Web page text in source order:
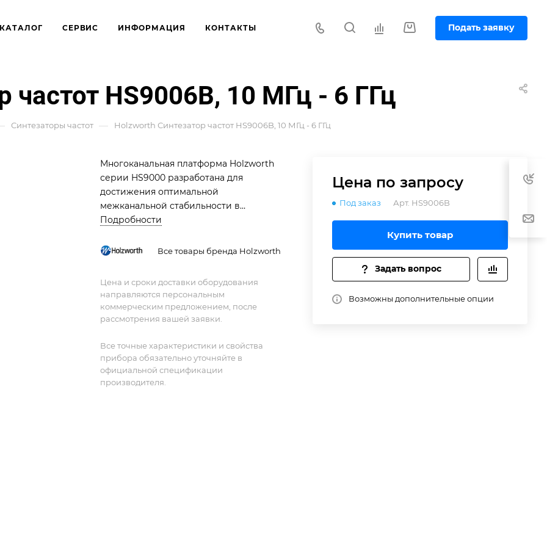
КАТАЛОГ СЕРВИС ИНФОРМАЦИЯ КОНТАКТЫ Подать заявку
частот HS9006B, 10 МГц - 6 ГГц
Синтезаторы частот — Holzworth Синтезатор частот HS9006B, 10 МГц - 6 ГГц
Цена по запросу
Под заказ Арт. HS9006B
Купить товар
Задать вопрос
Возможны дополнительные опции
Многоканальная платформа Holzworth
серии HS9000 разработана для
достижения оптимальной
межканальной стабильности в
нескольких интегрированных
кондуктивно охлаждаемого корпуса без
уделено фазовой когерентности между
независимо управляемыми каналами.
Параметры частоты для конкретного
приложения можно настроить для
ГГц, 4 ГГц, 6 ГГц, 12 ГГц и 18 ГГц.
Синтезатор частот HS9006B -
шестиканальный
Подробности
Все товары бренда Holzworth
Цена и сроки доставки оборудования
направляются персональным
коммерческим предложением, после
рассмотрения вашей заявки.
Все точные характеристики и свойства
прибора обязательно уточняйте в
официальной спецификации
производителя.